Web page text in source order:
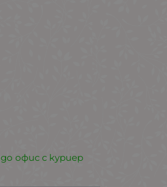
до офис с куриер